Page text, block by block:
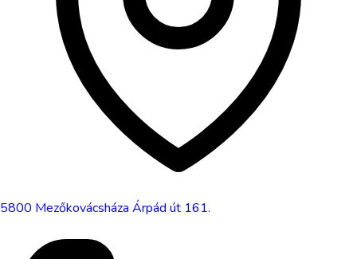
5800 Mezőkovácsháza Árpád út 161.